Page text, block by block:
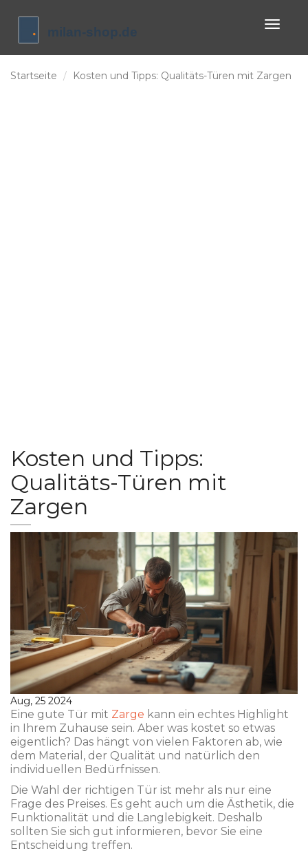
Startseite Kosten und Tipps: Qualitäts-Türen mit Zargen
Kosten und Tipps:
Qualitäts-Türen mit
Zargen
Aug, 25 2024
Eine gute Tür mit Zarge kann ein echtes Highlight
in Ihrem Zuhause sein. Aber was kostet so etwas
eigentlich? Das hängt von vielen Faktoren ab, wie
dem Material, der Qualität und natürlich den
individuellen Bedürfnissen.
Die Wahl der richtigen Tür ist mehr als nur eine
Frage des Preises. Es geht auch um die Ästhetik, die
Funktionalität und die Langlebigkeit. Deshalb
sollten Sie sich gut informieren, bevor Sie eine
Entscheidung treffen.